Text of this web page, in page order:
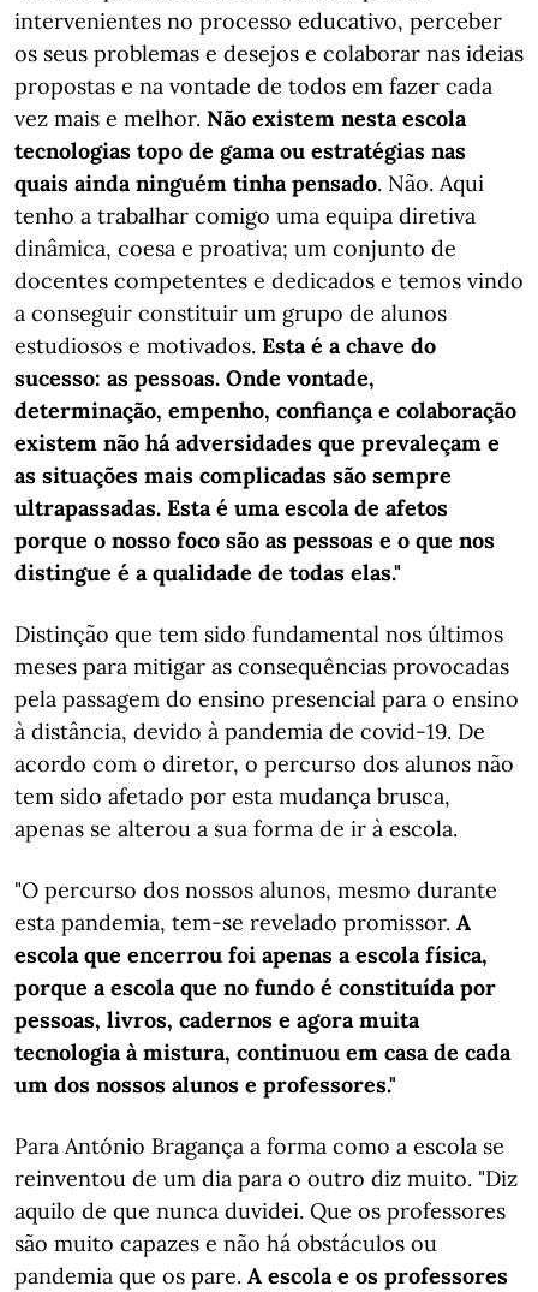
intervenientes no processo educativo, perceber
os seus problemas e desejos e colaborar nas ideias
propostas e na vontade de todos em fazer cada
vez mais e melhor. Não existem nesta escola
tecnologias topo de gama ou estratégias nas
quais ainda ninguém tinha pensado. Não. Aqui
tenho a trabalhar comigo uma equipa diretiva
dinâmica, coesa e proativa; um conjunto de
docentes competentes e dedicados e temos vindo
a conseguir constituir um grupo de alunos
estudiosos e motivados. Esta é a chave do
sucesso: as pessoas. Onde vontade,
determinação, empenho, confiança e colaboração
existem não há adversidades que prevaleçam e
as situações mais complicadas são sempre
ultrapassadas. Esta é uma escola de afetos
porque o nosso foco são as pessoas e o que nos
distingue é a qualidade de todas elas."
Distinção que tem sido fundamental nos últimos
meses para mitigar as consequências provocadas
pela passagem do ensino presencial para o ensino
à distância, devido à pandemia de covid-19. De
acordo com o diretor, o percurso dos alunos não
tem sido afetado por esta mudança brusca,
apenas se alterou a sua forma de ir à escola.
"O percurso dos nossos alunos, mesmo durante
esta pandemia, tem-se revelado promissor. A
escola que encerrou foi apenas a escola física,
porque a escola que no fundo é constituída por
pessoas, livros, cadernos e agora muita
tecnologia à mistura, continuou em casa de cada
um dos nossos alunos e professores."
Para António Bragança a forma como a escola se
reinventou de um dia para o outro diz muito. "Diz
aquilo de que nunca duvidei. Que os professores
são muito capazes e não há obstáculos ou
pandemia que os pare. A escola e os professores